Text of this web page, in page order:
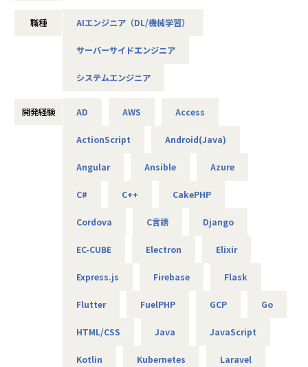
ル）
し、大手自動車メーカーの研究開発プロジェクトに参画
在はAWSエンジニア（SAA資格保有）として活躍中
自社サービスのUI/UX改善を主導
【実際に活躍しているメンバーのリアルな声】
したが、先輩のサポートが手厚く不安が解消されました。今
データ分析システムを担当しています。エンジニアとしての
• Tさん（28歳）: 「大学を中退後、独学でプログラミングを
ーションアーキテクト（SAA）の資格を取得。今ではクラウ
ドインフラ設計のリーダーを任されています。『タイパ』重
視の文化のおかげで、効率よく成長できています。」
【事業に対する想い】
社会背景：教育危機と技術革新の狭間で
・Pythonを利用したバックエンド開発
会社の規定に準ずる
おり、案件はエンジニアのスキルや希望に応
す。加えて、組織人事採用に関するプロジェ
の実現を図っております。さらに、HRtech
ダクト開発に携わる機会もご用意しておりま
して提供する価値を言語化し、上質なデザイ
おります。
クライアントのバリューメイキングやブラン
サイトやオウンドメディア制作など）、デリ
バリーまでを担い、ブランド価値の向上に貢
献しております。
ビジネスインキュベーション事業
組織人事採用に関する知見を活かし、新規事
ーズは急速に拡大しており、さらなる事業拡大に向けて増員
AIやDXの知見は問わず、ご興味と意欲のある方にぜひ参画い
・大手企業、グループ会社に向けたAIソリューションの開発
・AWSやPythonを用いたAIアプリケーションの作成
・データ基盤の構築並びにデータ活用によるDX化の提案
・RAG機能を搭載した、(閉域接続可能な)生成AIの開発
・鉄道会社向け、AIを活用した需要予測とシステム開発
・WEB広告最適化に向けたデータ分析、PoC開発 など
職種 AIエンジニア（DL/機械学習）
サーバーサイドエンジニア
システムエンジニア
開発経験 AD AWS Access
ActionScript Android(Java)
Angular Ansible Azure
C# C++ CakePHP
Cordova C言語 Django
EC-CUBE Electron Elixir
Express.js Firebase Flask
Flutter FuelPHP GCP Go
HTML/CSS Java JavaScript
Kotlin Kubernetes Laravel